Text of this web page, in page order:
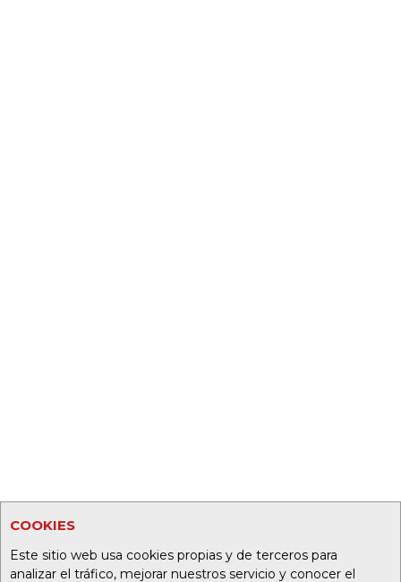
COOKIES
Este sitio web usa cookies propias y de terceros para
analizar el tráfico, mejorar nuestros servicio y conocer el